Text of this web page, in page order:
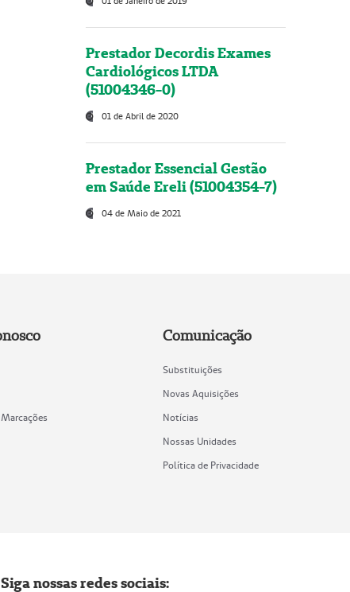
Prestador Decordis Exames
Cardiológicos LTDA
(51004346-0)
01 de Abril de 2020
Prestador Essencial Gestão
em Saúde Ereli (51004354-7)
04 de Maio de 2021
Comunicação
Substituições
Novas Aquisições
Notícias
Nossas Unidades
Política de Privacidade
Siga nossas redes sociais: